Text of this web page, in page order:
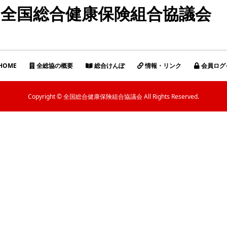
全国総合健康保険組合協議会
全総協の概要 総合けんぽ 情報・リンク 会員ログ
Copyright © 全国総合健康保険組合協議会 All Rights Reserved.